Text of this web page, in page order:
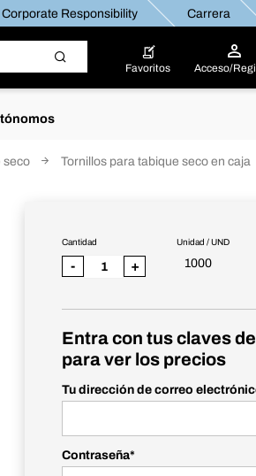
Corporate Responsibility Carrera
Favoritos Acceso/
seco
Tornillos para tabique seco en caja
Unidad / UND
1000
Cantidad
- +
Entra con tus claves
para ver los precios
Tu dirección de correo
Contraseña*